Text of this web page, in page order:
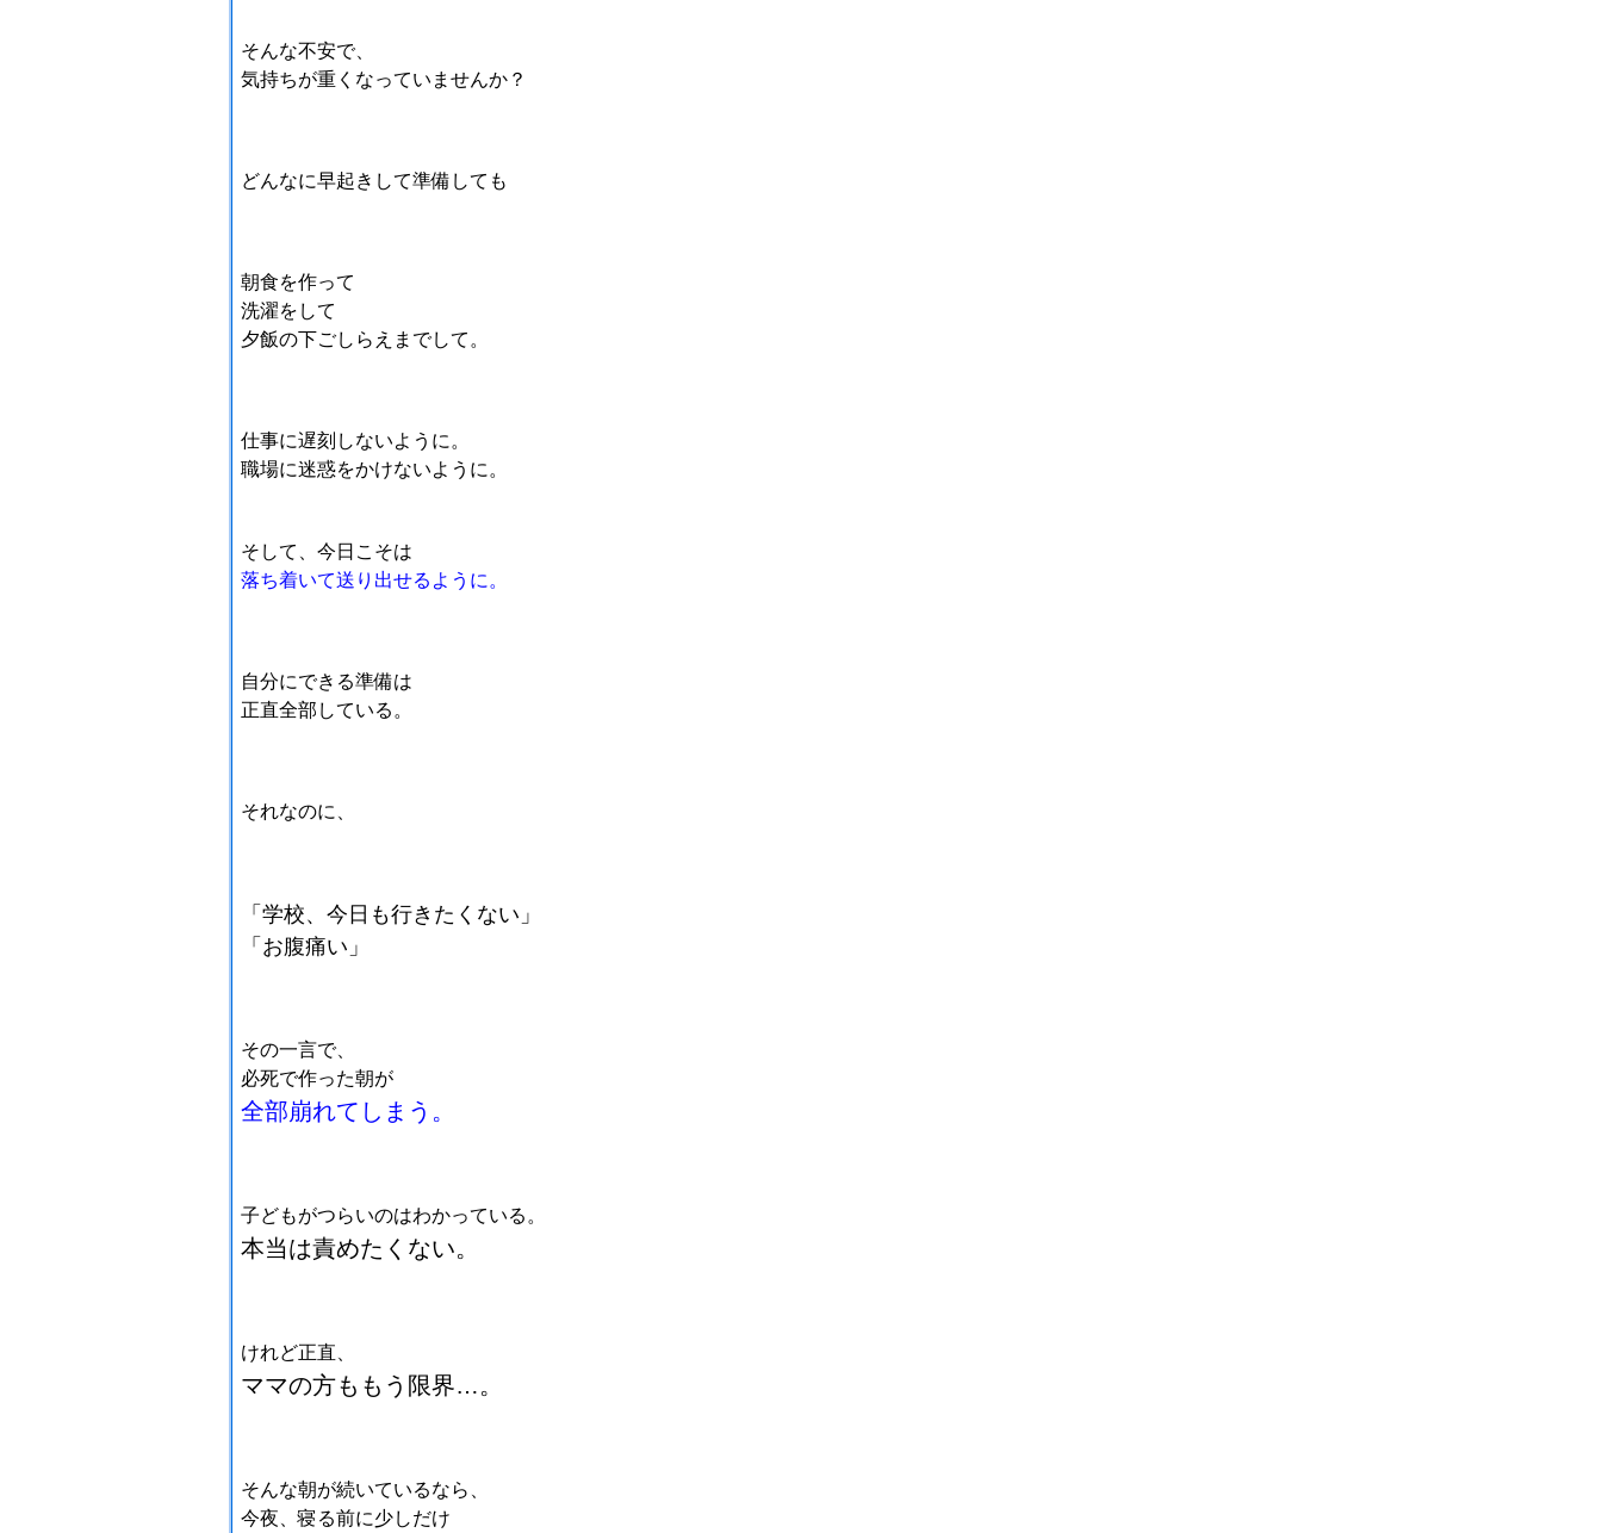
そんな不安で、
気持ちが重くなっていませんか？
どんなに早起きして準備しても
朝食を作って
洗濯をして
夕飯の下ごしらえまでして。
仕事に遅刻しないように。
職場に迷惑をかけないように。
そして、今日こそは
落ち着いて送り出せるように。
自分にできる準備は
正直全部している。
それなのに、
「学校、今日も行きたくない」
「お腹痛い」
その一言で、
必死で作った朝が
全部崩れてしまう。
子どもがつらいのはわかっている。
本当は責めたくない。
けれど正直、
ママの方ももう限界…。
そんな朝が続いているなら、
今夜、寝る前に少しだけ